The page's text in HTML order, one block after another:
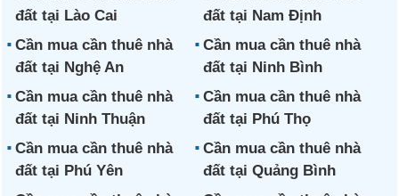
đất tại Lào Cai
đất tại Nam Định
Cần mua cần thuê nhà
đất tại Nghệ An
Cần mua cần thuê nhà
đất tại Ninh Bình
Cần mua cần thuê nhà
đất tại Ninh Thuận
Cần mua cần thuê nhà
đất tại Phú Thọ
Cần mua cần thuê nhà
đất tại Phú Yên
Cần mua cần thuê nhà
đất tại Quảng Bình